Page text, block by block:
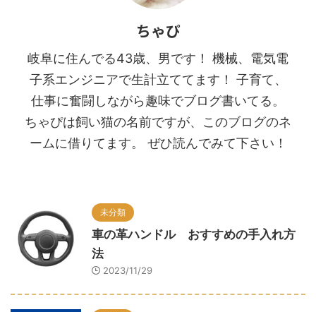
ちゃぴ
岐阜に住んでる43歳、男です！ 機械、電気電
子系エンジニアで生計立ててます！ 子育て、
仕事に奮闘しながら趣味でブログ書いてる。
ちゃぴは飼い猫の名前ですが、このブログのネ
ームに借りてます。 ぜひ読んでみて下さい！
未分類
車の革ハンドル おすすめの手入れ方
法
2023/11/29